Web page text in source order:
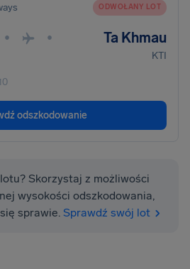
ODWOŁANY LOT
• • Ta Khmau
KTI
odszkodowanie
Skorzystaj z możliwości
wysokości odszkodowania,
sprawie. Sprawdź swój lot